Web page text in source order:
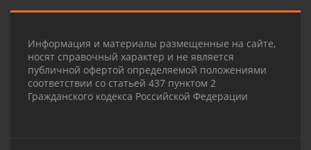
Информация и материалы размещенные на сайте,
носят справочный характер и не является
публичной офертой определяемой положениями
соответствии со статьей 437 пунктом 2
Гражданского кодекса Российской Федерации